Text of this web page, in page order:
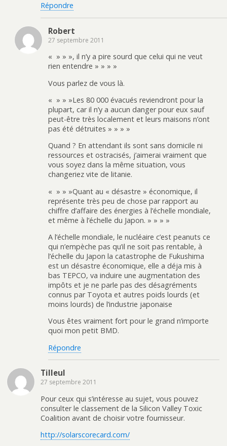
Répondre
Robert
27 septembre 2011
« » » », il n’y a pire sourd que celui qui ne veut
rien entendre » » » »
Vous parlez de vous là.
« » » »Les 80 000 évacués reviendront pour la
plupart, car il n’y a aucun danger pour eux sauf
peut-être très localement et leurs maisons n’ont
pas été détruites » » » »
Quand ? En attendant ils sont sans domicile ni
ressources et ostracisés, j’aimerai vraiment que
vous soyez dans la même situation, vous
changeriez vite de litanie.
« » » »Quant au « désastre » économique, il
représente très peu de chose par rapport au
chiffre d’affaire des énergies à l’échelle mondiale,
et même à l’échelle du Japon. » » » »
A l’échelle mondiale, le nucléaire c’est peanuts ce
qui n’empèche pas qu’il ne soit pas rentable, à
l’échelle du Japon la catastrophe de Fukushima
est un désastre économique, elle a déja mis à
bas TEPCO, va induire une augmentation des
impôts et je ne parle pas des désagréments
connus par Toyota et autres poids lourds (et
moins lourds) de l’industrie japonaise
Vous êtes vraiment fort pour le grand n’importe
quoi mon petit BMD.
Répondre
Tilleul
27 septembre 2011
Pour ceux qui s’intéresse au sujet, vous pouvez
consulter le classement de la Silicon Valley Toxic
Coalition avant de choisir votre fournisseur.
http://solarscorecard.com/